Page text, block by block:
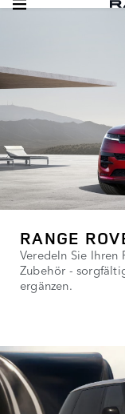
RANGE
Veredeln Sie Ihren
Zubehör -
ergänzen.